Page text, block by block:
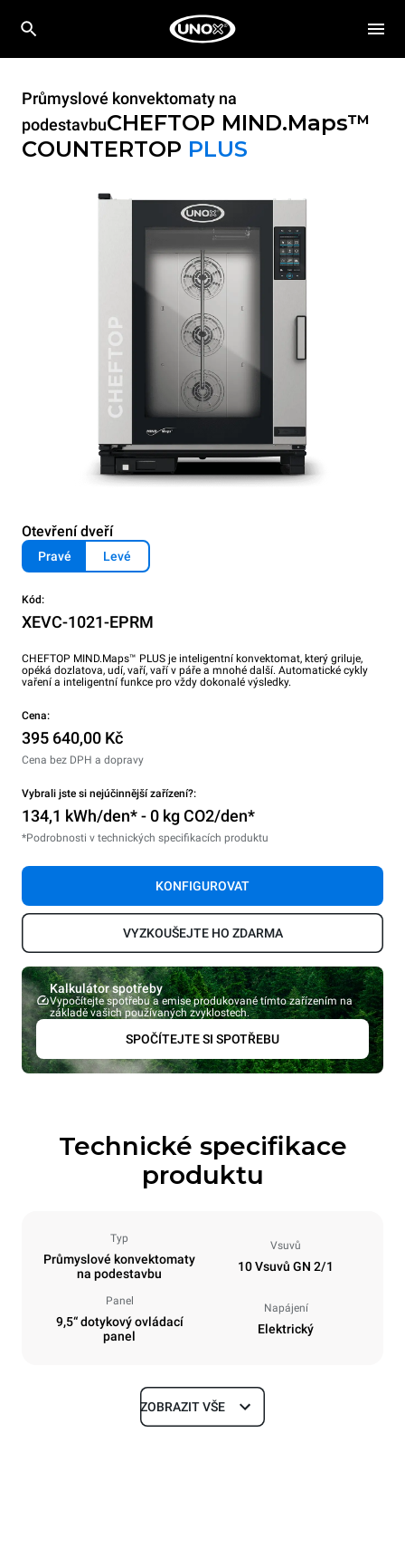
Průmyslové konvektomaty na
podestavbuCHEFTOP MIND.Maps™
COUNTERTOP PLUS
Otevření dveří
Pravé Levé
Kód:
XEVC-1021-EPRM
CHEFTOP MIND.Maps™ PLUS je inteligentní konvektomat, který griluje,
opéká dozlatova, udí, vaří, vaří v páře a mnohé další. Automatické cykly
vaření a inteligentní funkce pro vždy dokonalé výsledky.
Cena:
395 640,00 Kč
Cena bez DPH a dopravy
Vybrali jste si nejúčinnější zařízení?:
134,1 kWh/den* - 0 kg CO2/den*
*Podrobnosti v technických specifikacích produktu
KONFIGUROVAT
VYZKOUŠEJTE HO ZDARMA
Kalkulátor spotřeby
Vypočítejte spotřebu a emise produkované tímto zařízením na
základě vašich používaných zvyklostech.
SPOČÍTEJTE SI SPOTŘEBU
Technické specifikace
produktu
Typ
Průmyslové konvektomaty
na podestavbu
Vsuvů
10 Vsuvů GN 2/1
Panel
9,5“ dotykový ovládací
panel
Napájení
Elektrický
Rozměry
ZOBRAZIT VŠE